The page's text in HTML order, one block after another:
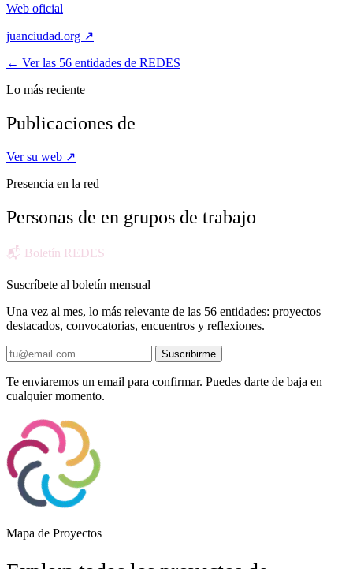
Web oficial
juanciudad.org ↗
← Ver las 56 entidades de REDES
Lo más reciente
Publicaciones de
Ver su web ↗
Presencia en la red
Personas de en grupos de trabajo
📬 Boletín REDES
Suscríbete al boletín mensual
Una vez al mes, lo más relevante de las 56 entidades: proyectos
destacados, convocatorias, encuentros y reflexiones.
Suscribirme
Te enviaremos un email para confirmar. Puedes darte de baja en
cualquier momento.
Mapa de Proyectos